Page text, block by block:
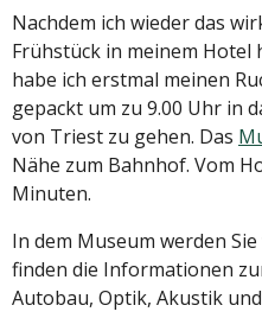
Nachdem ich wieder das
Frühstück in meinem Hotel
habe ich erstmal meinen
gepackt um zu 9.00 Uhr in
von Triest zu gehen. Das
Nähe zum Bahnhof. Vom
Minuten.
In dem Museum werden
finden die Informationen
Autobau, Optik, Akustik